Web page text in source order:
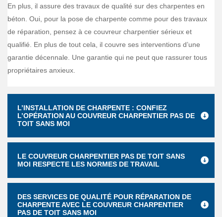
En plus, il assure des travaux de qualité sur des charpentes en
béton. Oui, pour la pose de charpente comme pour des travaux
de réparation, pensez à ce couvreur charpentier sérieux et
qualifié. En plus de tout cela, il couvre ses interventions d’une
garantie décennale. Une garantie qui ne peut que rassurer tous
propriétaires anxieux.
L’INSTALLATION DE CHARPENTE : CONFIEZ
L’OPÉRATION AU COUVREUR CHARPENTIER PAS DE
TOIT SANS MOI
LE COUVREUR CHARPENTIER PAS DE TOIT SANS
MOI RESPECTE LES NORMES DE TRAVAIL
DES SERVICES DE QUALITÉ POUR RÉPARATION DE
CHARPENTE AVEC LE COUVREUR CHARPENTIER
PAS DE TOIT SANS MOI